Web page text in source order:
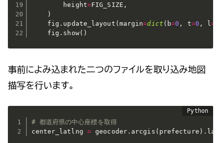
        height
=FIG_SIZE ,
)
    fig
. update_layout (margin=dict ( b=0 , t=0 , l=
    fig
. show( )
事前によみ込まれた二つのファイルを取り込み地図
描写を行います。
# 都道府県の中心座標を取得
center_latlng = geocoder. arcgis ( prefecture ) .